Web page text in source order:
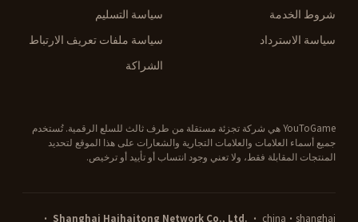
شروط الخدمة
سياسة الاسترداد
سياسة التسليم
سياسة ملفات تعريف الارتباط
الشراكة
YouToGame هي شركة تجزئة مستقلة من طرف ثالث للسلع الرقمية. تُستخدم
جميع أسماء العلامات والعلامات التجارية والشعارات على هذا الموقع لتحديد
المنتجات المقابلة فقط، ولا تعني وجود انتساب أو تأييد أو ترخيص.
Shanghai Haihaitong Network Co., Ltd.
· china·shanghai ·